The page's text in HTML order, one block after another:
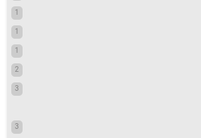
1
1
1
2
3
3